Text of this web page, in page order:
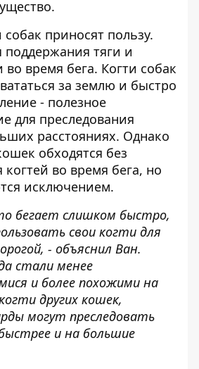
приносят пользу.
тяги и
во время бега. Когти собак
за землю и быстро
- полезное
для преследования
расстояниях. Однако
обходятся без
во время бега, но
исключением.
бегает слишком быстро,
свои когти для
- объяснил Ван.
стали менее
и более похожими на
других кошек,
могут преследовать
и на большие